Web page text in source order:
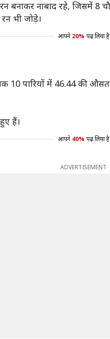
बनाकर नाबाद रहे, जिसमें 8
भी जोड़े।
आपने 20% पढ़ लिया है
पारियों में 46.44 की
हैं।
आपने 40% पढ़ लिया है
ADVERTISEMENT